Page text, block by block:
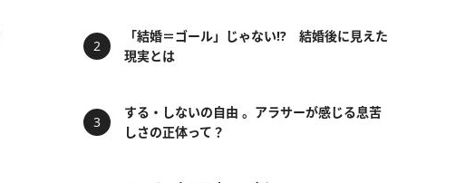
「結婚＝ゴール」じゃない⁉ 結婚後に見えた
現実とは
する・しないの自由 。アラサーが感じる息苦
しさの正体って？